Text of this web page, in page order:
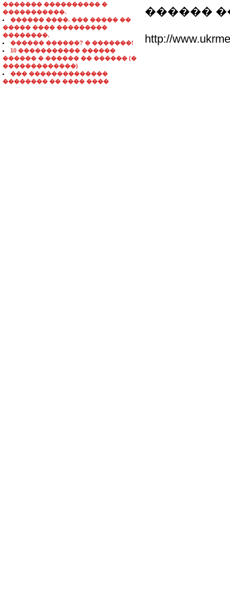
������� ���������� �
�����������.
������ ����. ��� ����� ��
����� ���� ���������
��������.
������ ������? � �������!
10 ����������� ������
������ � ������ �� ������ (�
�������������)
��� ��������������
�������� �� ���� ����
������
http://